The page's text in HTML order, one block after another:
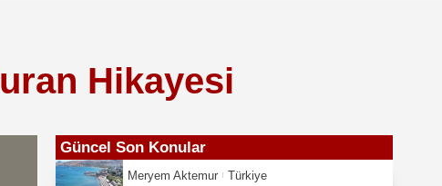
Hikayesi
Güncel Son Konular
Meryem Aktemur Türkiye